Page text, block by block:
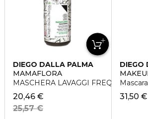
DIEGO DALLA PALMA
MAMAFLORA
MASCHERA LAVAGGI FREQUENTI
20,46 €
25,57 €
DIEGO
31,50 €